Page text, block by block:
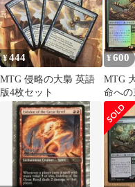
¥444
MTG 侵略の大梟 英語
版4枚セット
¥600
MTG 大界の回収者 / 生
命への束縛
FOIL